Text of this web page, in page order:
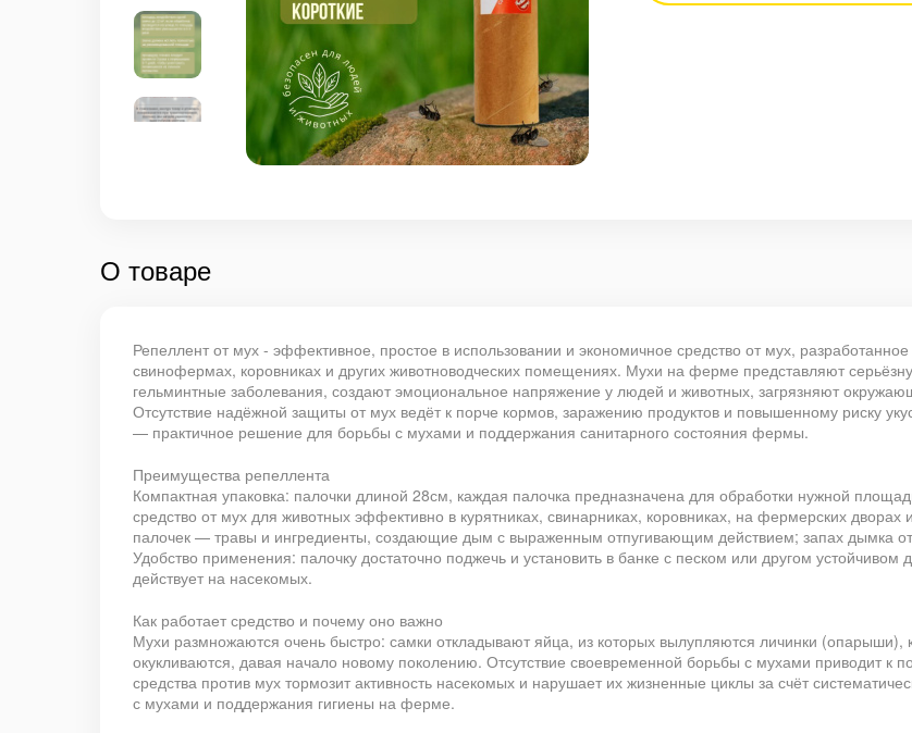
О товаре
Репеллент от мух - эффективное, простое в использовании и экономичное средство от мух,
свинофермах, коровниках и других животноводческих помещениях. Мухи на ферме представляют
гельминтные заболевания, создают эмоциональное напряжение у людей и животных, загрязняют
Отсутствие надёжной защиты от мух ведёт к порче кормов, заражению продуктов и повышенному риску
— практичное решение для борьбы с мухами и поддержания санитарного состояния фермы.
Преимущества репеллента
Компактная упаковка: палочки длиной 28см, каждая палочка предназначена для обработки нужной
средство от мух для животных эффективно в курятниках, свинарниках, коровниках, на фермерских
палочек — травы и ингредиенты, создающие дым с выраженным отпугивающим действием; запах дымка
Удобство применения: палочку достаточно поджечь и установить в банке с песком или другом
действует на насекомых.
Как работает средство и почему оно важно
Мухи размножаются очень быстро: самки откладывают яйца, из которых вылупляются личинки (опарыши),
окукливаются, давая начало новому поколению. Отсутствие своевременной борьбы с мухами приводит к
средства против мух тормозит активность насекомых и нарушает их жизненные циклы за счёт
с мухами и поддержания гигиены на ферме.